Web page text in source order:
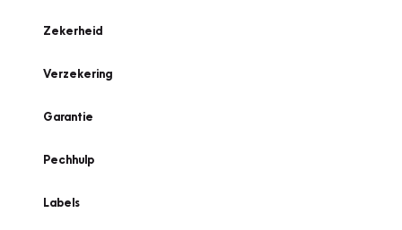
Zekerheid
Verzekering
Garantie
Pechhulp
Labels